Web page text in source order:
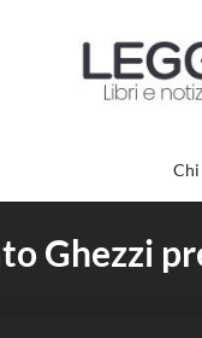
Chi
Ghezzi